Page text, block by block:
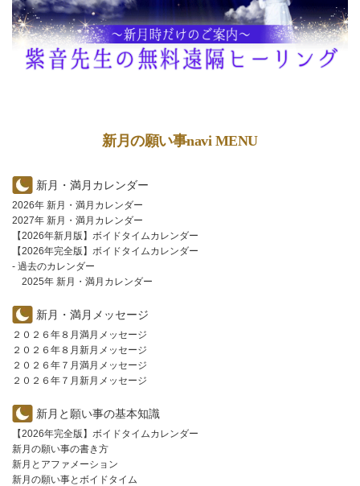
新月の願い事navi MENU
新月・満月カレンダー
2026年 新月・満月カレンダー
2027年 新月・満月カレンダー
【2026年新月版】ボイドタイムカレンダー
【2026年完全版】ボイドタイムカレンダー
- 過去のカレンダー
2025年 新月・満月カレンダー
新月・満月メッセージ
２０２６年８月満月メッセージ
２０２６年８月新月メッセージ
２０２６年７月満月メッセージ
２０２６年７月新月メッセージ
新月と願い事の基本知識
【2026年完全版】ボイドタイムカレンダー
新月の願い事の書き方
新月とアファメーション
新月の願い事とボイドタイム